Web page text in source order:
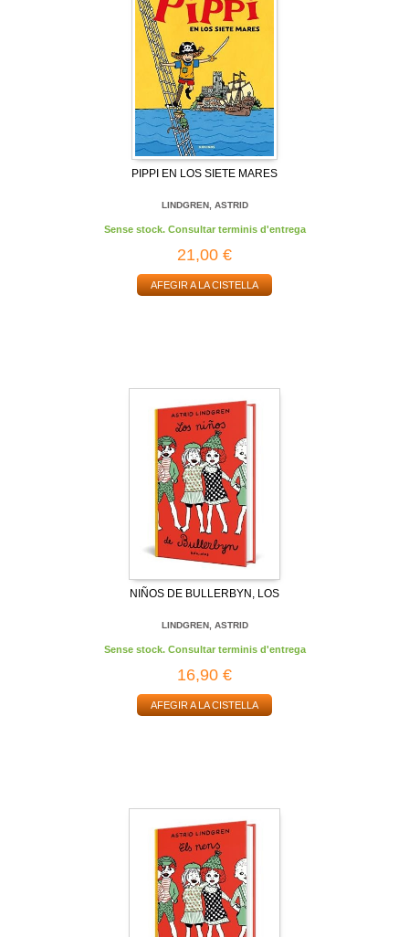
PIPPI EN LOS SIETE MARES
LINDGREN, ASTRID
Sense stock. Consultar terminis d'entrega
21,00 €
AFEGIR A LA CISTELLA
NIÑOS DE BULLERBYN, LOS
LINDGREN, ASTRID
Sense stock. Consultar terminis d'entrega
16,90 €
AFEGIR A LA CISTELLA